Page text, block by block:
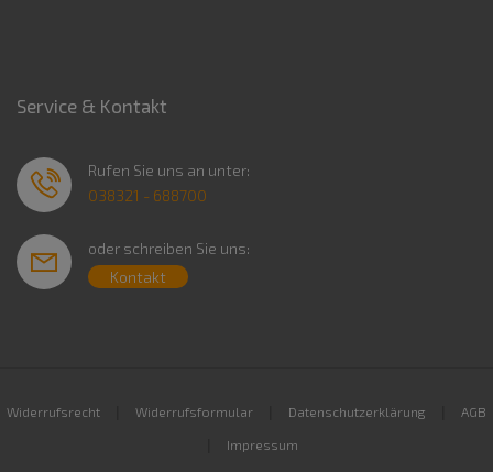
Service & Kontakt
Rufen Sie uns an unter:
038321 - 688700
oder schreiben Sie uns:
Kontakt
Widerrufsrecht Widerrufsformular Datenschutzerklärung AGB
Impressum